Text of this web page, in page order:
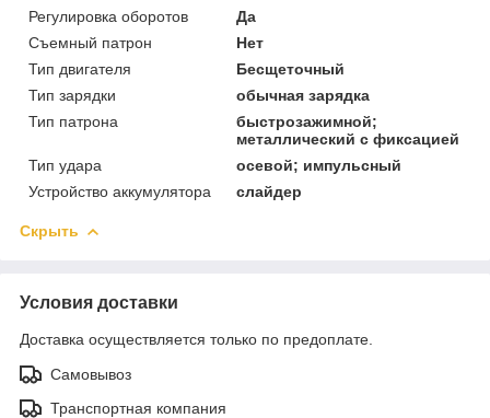
Регулировка оборотов
Да
Съемный патрон
Нет
Тип двигателя
Бесщеточный
Тип зарядки
обычная зарядка
Тип патрона
быстрозажимной;
металлический с фиксацией
Тип удара
осевой; импульсный
Устройство аккумулятора
слайдер
Скрыть
Условия доставки
Доставка осуществляется только по предоплате.
Самовывоз
Транспортная компания